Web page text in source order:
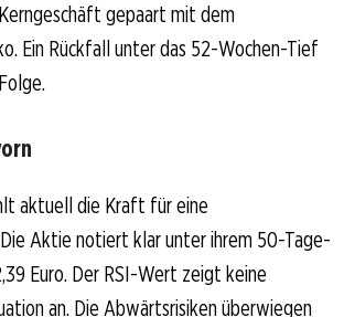
gepaart mit dem
Ein Rückfall unter das 52-Wochen-Tief
aktuell die Kraft für eine
Aktie notiert klar unter ihrem 50-Tage-
Euro. Der RSI-Wert zeigt keine
an. Die Abwärtsrisiken überwiegen